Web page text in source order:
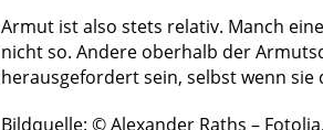
Armut ist also stets relativ. Manch
nicht so. Andere oberhalb der
herausgefordert sein, selbst wenn
Bildquelle: © Alexander Raths –